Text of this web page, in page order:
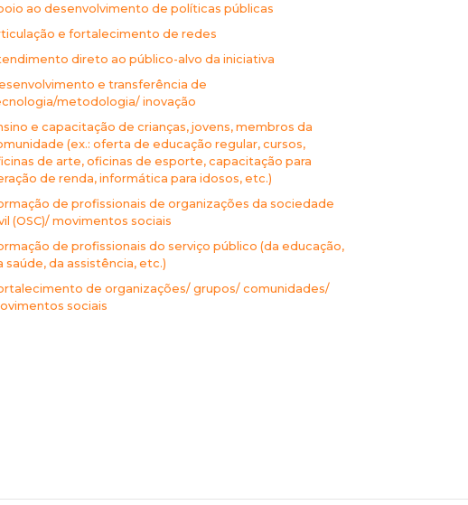
ao desenvolvimento de políticas públicas
e fortalecimento de redes
direto ao público-alvo da iniciativa
e transferência de
metodologia/ inovação
e capacitação de crianças, jovens, membros da
(ex.: oferta de educação regular, cursos,
de arte, oficinas de esporte, capacitação para
de renda, informática para idosos, etc.)
de profissionais de organizações da sociedade
(OSC)/ movimentos sociais
de profissionais do serviço público (da educação,
saúde, da assistência, etc.)
de organizações/ grupos/ comunidades/
sociais